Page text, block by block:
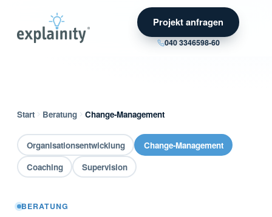
Projekt anfragen
040 3346598-60
Start Beratung Change-Management
Organisationsentwicklung
Change-Management
Coaching
Supervision
BERATUNG